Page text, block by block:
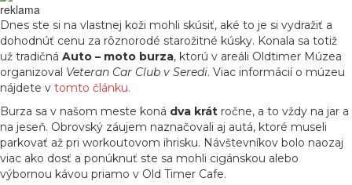
reklama
Dnes ste si na vlastnej koži mohli skúsiť, aké to je si vydražiť a
dohodnúť cenu za rôznorodé starožitné kúsky. Konala sa totiž
už tradičná Auto – moto burza, ktorú v areáli Oldtimer Múzea
organizoval Veteran Car Club v Seredi. Viac informácií o múzeu
nájdete v tomto článku.
Burza sa v našom meste koná dva krát ročne, a to vždy na jar a
na jeseň. Obrovský záujem naznačovali aj autá, ktoré museli
parkovať až pri workoutovom ihrisku. Návštevníkov bolo naozaj
viac ako dosť a ponúknuť ste sa mohli cigánskou alebo
výbornou kávou priamo v Old Timer Cafe.